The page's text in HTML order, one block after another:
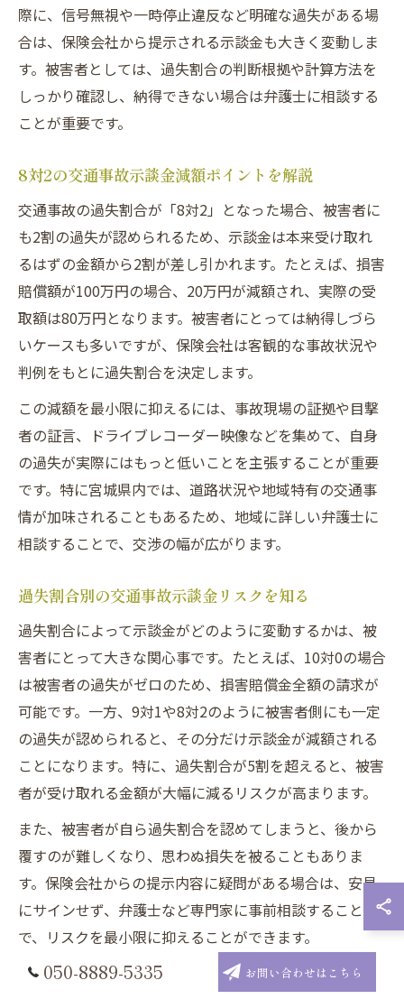
際に、信号無視や一時停止違反など明確な過失がある場
合は、保険会社から提示される示談金も大きく変動しま
す。被害者としては、過失割合の判断根拠や計算方法を
しっかり確認し、納得できない場合は弁護士に相談する
ことが重要です。
8対2の交通事故示談金減額ポイントを解説
交通事故の過失割合が「8対2」となった場合、被害者に
も2割の過失が認められるため、示談金は本来受け取れ
るはずの金額から2割が差し引かれます。たとえば、損害
賠償額が100万円の場合、20万円が減額され、実際の受
取額は80万円となります。被害者にとっては納得しづら
いケースも多いですが、保険会社は客観的な事故状況や
判例をもとに過失割合を決定します。
この減額を最小限に抑えるには、事故現場の証拠や目撃
者の証言、ドライブレコーダー映像などを集めて、自身
の過失が実際にはもっと低いことを主張することが重要
です。特に宮城県内では、道路状況や地域特有の交通事
情が加味されることもあるため、地域に詳しい弁護士に
相談することで、交渉の幅が広がります。
過失割合別の交通事故示談金リスクを知る
過失割合によって示談金がどのように変動するかは、被
害者にとって大きな関心事です。たとえば、10対0の場合
は被害者の過失がゼロのため、損害賠償金全額の請求が
可能です。一方、9対1や8対2のように被害者側にも一定
の過失が認められると、その分だけ示談金が減額される
ことになります。特に、過失割合が5割を超えると、被害
者が受け取れる金額が大幅に減るリスクが高まります。
また、被害者が自ら過失割合を認めてしまうと、後から
覆すのが難しくなり、思わぬ損失を被ることもありま
す。保険会社からの提示内容に疑問がある場合は、安易
にサインせず、弁護士など専門家に事前相談すること
で、リスクを最小限に抑えることができます。
交通事故の被害者が損しないための注意事項
050-8889-5335 お問い合わせはこちら